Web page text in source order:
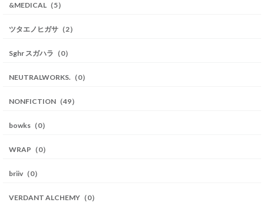
&MEDICAL（5）
ツタエノヒガサ（2）
Sghr スガハラ（0）
NEUTRALWORKS.（0）
NONFICTION（49）
bowks（0）
WRAP（0）
briiv（0）
VERDANT ALCHEMY（0）